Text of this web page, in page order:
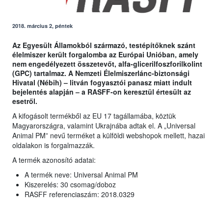
2018. március 2, péntek
Az Egyesült Államokból származó, testépítőknek szánt
élelmiszer került forgalomba az Európai Unióban, amely
nem engedélyezett összetevőt, alfa-glicerilfoszforilkolint
(GPC) tartalmaz. A Nemzeti Élelmiszerlánc-biztonsági
Hivatal (Nébih) – litván fogyasztói panasz miatt indult
bejelentés alapján – a RASFF-on keresztül értesült az
esetről.
A kifogásolt termékből az EU 17 tagállamába, köztük
Magyarországra, valamint Ukrajnába adtak el. A „Universal
Animal PM” nevű terméket a külföldi webshopok mellett, hazai
oldalakon is forgalmazzák.
A termék azonosító adatai:
A termék neve: Universal Animal PM
Kiszerelés: 30 csomag/doboz
RASFF referenciaszám: 2018.0329